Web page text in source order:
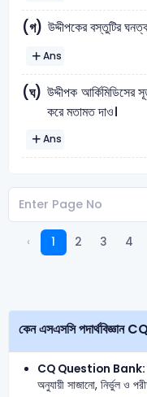
(গ) উদ্দীপকের বস্তুটির
Ans
(ঘ) উদ্দীপক আর্কিমিডিসের
করে মতামত দাও।
Ans
‹ 1 2 3 4
কেন এসএসসি পদার্থবিজ্ঞান
CQ Question Bank:
অনুযায়ী সাজানো, নির্ভুল ও